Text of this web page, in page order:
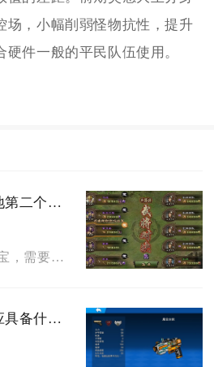
场，小幅削弱怪物抗性，提升
件一般的平民队伍使用。
怎样可以获得攻城掠地第二个珍宝
获取攻城掠地第二个珍宝，需要先完整修复第一件珍宝，再持续参与丝绸之路积攒二珍宝全套部件碎片
像素射击高厚度披风应具备什么样的设计元素